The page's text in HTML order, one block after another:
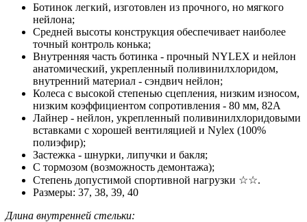
Ботинок легкий, изготовлен из прочного, но мягкого
нейлона;
Средней высоты конструкция обеспечивает наиболее
точный контроль конька;
Внутренняя часть ботинка - прочный NYLEX и нейлон
анатомический, укрепленный поливинилхлоридом,
внутренний материал - сэндвич нейлон;
Колеса с высокой степенью сцепления, низким износом,
низким коэффициентом сопротивления - 80 мм, 82A
Лайнер - нейлон, укрепленный поливинилхлоридовыми
вставками с хорошей вентиляцией и Nylex (100%
полиэфир);
Застежка - шнурки, липучки и бакля;
С тормозом (возможность демонтажа);
Степень допустимой спортивной нагрузки ☆☆.
Размеры: 37, 38, 39, 40
Длина внутренней стельки: